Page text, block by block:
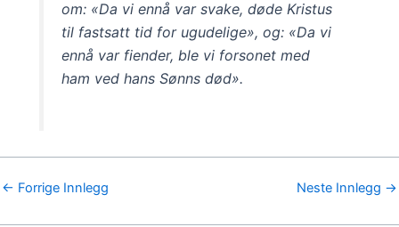
om: «Da vi ennå var svake, døde Kristus
til fastsatt tid for ugudelige», og: «Da vi
ennå var fiender, ble vi forsonet med
ham ved hans Sønns død».
← Forrige Innlegg Neste Innlegg →